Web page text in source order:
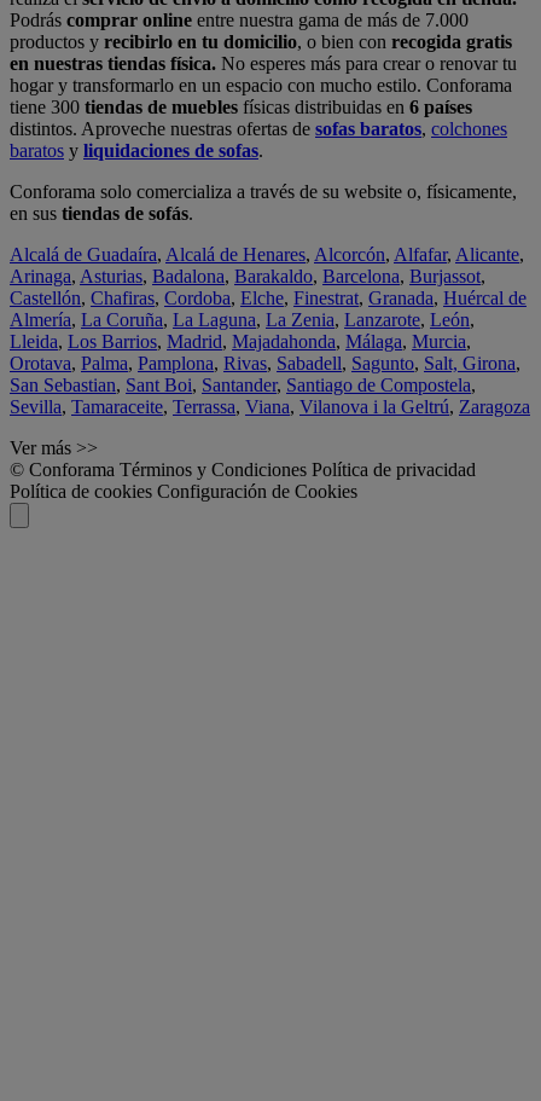
Podrás comprar online entre nuestra gama de más de 7.000
productos y recibirlo en tu domicilio, o bien con recogida gratis
en nuestras tiendas física. No esperes más para crear o renovar tu
hogar y transformarlo en un espacio con mucho estilo. Conforama
tiene 300 tiendas de muebles físicas distribuidas en 6 países
distintos. Aproveche nuestras ofertas de sofas baratos, colchones
baratos y liquidaciones de sofas.
Conforama solo comercializa a través de su website o, físicamente,
en sus tiendas de sofás.
Alcalá de Guadaíra, Alcalá de Henares, Alcorcón, Alfafar, Alicante,
Arinaga, Asturias, Badalona, Barakaldo, Barcelona, Burjassot,
Castellón, Chafiras, Cordoba, Elche, Finestrat, Granada, Huércal de
Almería, La Coruña, La Laguna, La Zenia, Lanzarote, León,
Lleida, Los Barrios, Madrid, Majadahonda, Málaga, Murcia,
Orotava, Palma, Pamplona, Rivas, Sabadell, Sagunto, Salt, Girona,
San Sebastian, Sant Boi, Santander, Santiago de Compostela,
Sevilla, Tamaraceite, Terrassa, Viana, Vilanova i la Geltrú, Zaragoza
Ver más >>
© Conforama Términos y Condiciones Política de privacidad
Política de cookies Configuración de Cookies